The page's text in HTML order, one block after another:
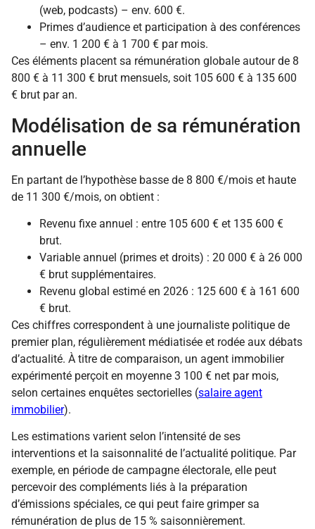
(web, podcasts) – env. 600 €.
Primes d’audience et participation à des conférences
– env. 1 200 € à 1 700 € par mois.
Ces éléments placent sa rémunération globale autour de 8
800 € à 11 300 € brut mensuels, soit 105 600 € à 135 600
€ brut par an.
Modélisation de sa rémunération
annuelle
En partant de l’hypothèse basse de 8 800 €/mois et haute
de 11 300 €/mois, on obtient :
Revenu fixe annuel : entre 105 600 € et 135 600 €
brut.
Variable annuel (primes et droits) : 20 000 € à 26 000
€ brut supplémentaires.
Revenu global estimé en 2026 : 125 600 € à 161 600
€ brut.
Ces chiffres correspondent à une journaliste politique de
premier plan, régulièrement médiatisée et rodée aux débats
d’actualité. À titre de comparaison, un agent immobilier
expérimenté perçoit en moyenne 3 100 € net par mois,
selon certaines enquêtes sectorielles (salaire agent
immobilier).
Les estimations varient selon l’intensité de ses
interventions et la saisonnalité de l’actualité politique. Par
exemple, en période de campagne électorale, elle peut
percevoir des compléments liés à la préparation
d’émissions spéciales, ce qui peut faire grimper sa
rémunération de plus de 15 % saisonnièrement.